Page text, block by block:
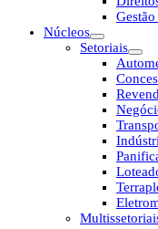
Núcleos
Setoriais